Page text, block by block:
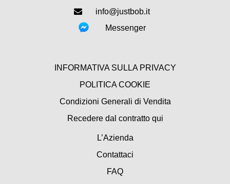
info@justbob.it
Messenger
INFORMATIVA SULLA PRIVACY
POLITICA COOKIE
Condizioni Generali di Vendita
Recedere dal contratto qui
L’Azienda
Contattaci
FAQ